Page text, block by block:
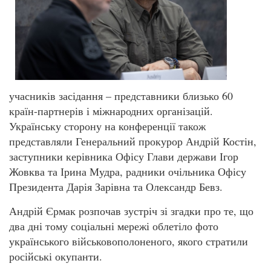
учасників засідання – представники близько 60
країн-партнерів і міжнародних організацій.
Українську сторону на конференції також
представляли Генеральний прокурор Андрій Костін,
заступники керівника Офісу Глави держави Ігор
Жовква та Ірина Мудра, радники очільника Офісу
Президента Дарія Зарівна та Олександр Бевз.
Андрій Єрмак розпочав зустріч зі згадки про те, що
два дні тому соціальні мережі облетіло фото
українського військовополоненого, якого стратили
російські окупанти.